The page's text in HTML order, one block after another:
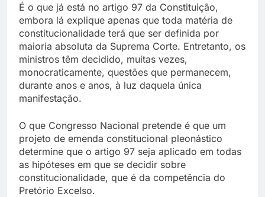
É o que já está no artigo 97 da Constituição,
embora lá explique apenas que toda matéria de
constitucionalidade terá que ser definida por
maioria absoluta da Suprema Corte. Entretanto, os
ministros têm decidido, muitas vezes,
monocraticamente, questões que permanecem,
durante anos e anos, à luz daquela única
manifestação.
O que Congresso Nacional pretende é que um
projeto de emenda constitucional pleonástico
determine que o artigo 97 seja aplicado em todas
as hipóteses em que se decidir sobre
constitucionalidade, que é da competência do
Pretório Excelso.